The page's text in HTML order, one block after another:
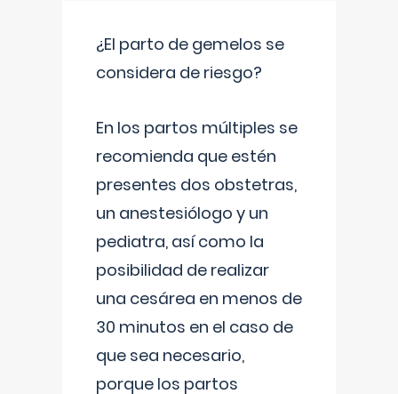
¿El parto de gemelos se
considera de riesgo?
En los partos múltiples se
recomienda que estén
presentes dos obstetras,
un anestesiólogo y un
pediatra, así como la
posibilidad de realizar
una cesárea en menos de
30 minutos en el caso de
que sea necesario,
porque los partos